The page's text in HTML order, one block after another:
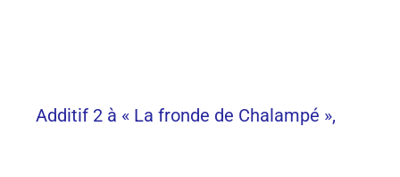
Additif 2 à « La fronde de Chalampé »,